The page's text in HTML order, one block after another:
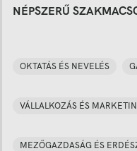
NÉPSZERŰ
OKTATÁS ÉS NEVELÉS
VÁLLALKOZÁS ÉS
MEZŐGAZDASÁG ÉS